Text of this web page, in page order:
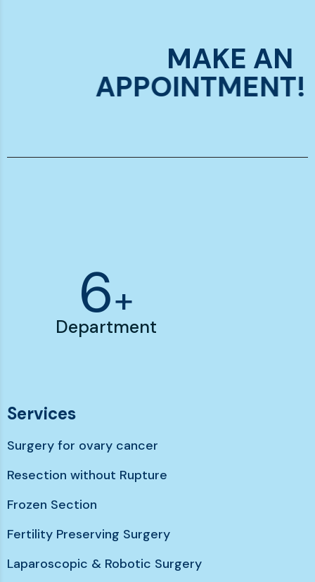
MAKE AN
APPOINTMENT!
7+
Department
Services
Surgery for ovary cancer
Resection without Rupture
Frozen Section
Fertility Preserving Surgery
Laparoscopic & Robotic Surgery